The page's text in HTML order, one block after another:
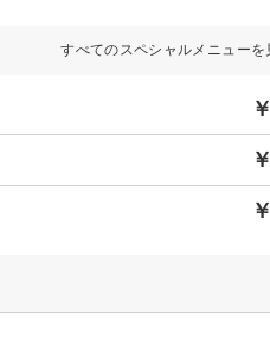
すべてのスペシャルメニューを